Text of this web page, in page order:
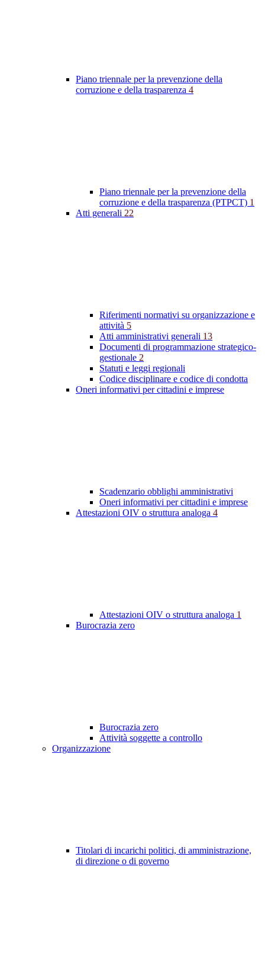
Piano triennale per la prevenzione della
corruzione e della trasparenza 4
Piano triennale per la prevenzione della
corruzione e della trasparenza (PTPCT) 1
Atti generali 22
Riferimenti normativi su organizzazione e
attività 5
Atti amministrativi generali 13
Documenti di programmazione strategico-
gestionale 2
Statuti e leggi regionali
Codice disciplinare e codice di condotta
Oneri informativi per cittadini e imprese
Scadenzario obblighi amministrativi
Oneri informativi per cittadini e imprese
Attestazioni OIV o struttura analoga 4
Attestazioni OIV o struttura analoga 1
Burocrazia zero
Burocrazia zero
Attività soggette a controllo
Organizzazione
Titolari di incarichi politici, di amministrazione,
di direzione o di governo